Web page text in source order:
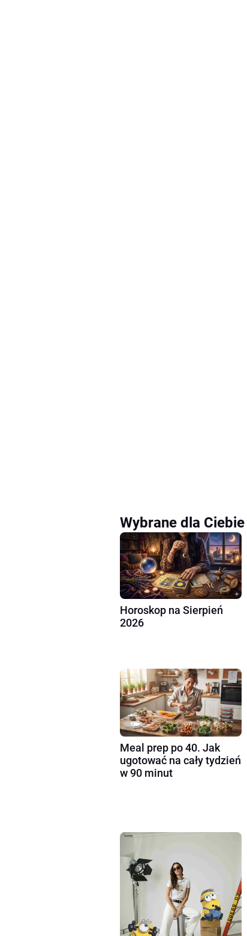
Wybrane dla Ciebie
Horoskop na Sierpień
2026
Meal prep po 40. Jak
ugotować na cały tydzień
w 90 minut